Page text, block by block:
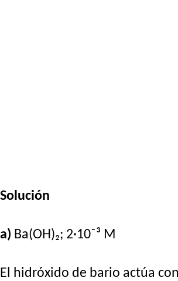
Solución
a) Ba(OH)₂; 2·10⁻³ M
El hidróxido de bario actúa